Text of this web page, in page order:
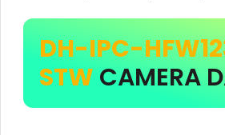
DH-IPC-
STW CAMERA